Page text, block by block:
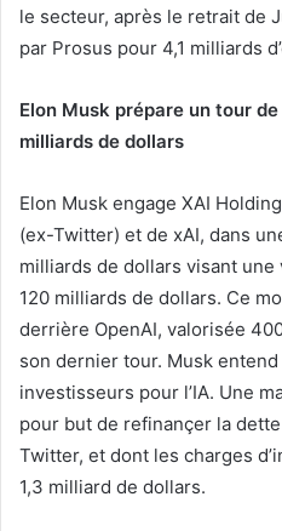
le secteur, après le retrait de
par Prosus pour 4,1 milliards
Elon Musk prépare un tour
milliards de dollars
Elon Musk engage XAI
(ex-Twitter) et de xAI, dans
milliards de dollars visant
120 milliards de dollars. Ce
derrière OpenAI, valorisée
son dernier tour. Musk
investisseurs pour l’IA. Une
pour but de refinançer la
Twitter, et dont les charges
1,3 milliard de dollars.